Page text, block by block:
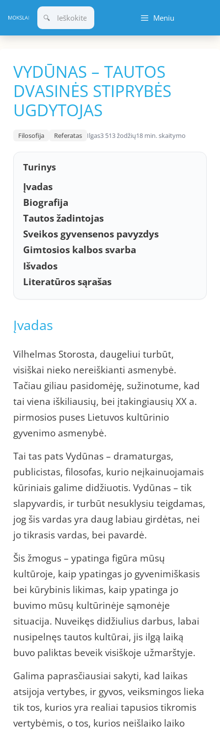
prie
turinio
Meniu
VYDŪNAS – TAUTOS
DVASINĖS STIPRYBĖS
UGDYTOJAS
Filosofija Referatas Ilgas3 513 žodžių18 min. skaitymo
Turinys
Įvadas
Biografija
Tautos žadintojas
Sveikos gyvensenos pavyzdys
Gimtosios kalbos svarba
Išvados
Literatūros sąrašas
Įvadas
Vilhelmas Storosta, daugeliui turbūt,
visiškai nieko nereiškianti asmenybė.
Tačiau giliau pasidomėję, sužinotume, kad
tai viena iškiliausių, bei įtakingiausių XX a.
pirmosios puses Lietuvos kultūrinio
gyvenimo asmenybė.
Tai tas pats Vydūnas – dramaturgas,
publicistas, filosofas, kurio neįkainuojamais
kūriniais galime didžiuotis. Vydūnas – tik
slapyvardis, ir turbūt nesuklysiu teigdamas,
jog šis vardas yra daug labiau girdėtas, nei
jo tikrasis vardas, bei pavardė.
Šis žmogus – ypatinga figūra mūsų
kultūroje, kaip ypatingas jo gyvenimiškasis
bei kūrybinis likimas, kaip ypatinga jo
buvimo mūsų kultūrinėje sąmonėje
situacija. Nuveikęs didžiulius darbus, labai
nusipelnęs tautos kultūrai, jis ilgą laiką
buvo paliktas beveik visiškoje užmarštyje.
Galima paprasčiausiai sakyti, kad laikas
atsijoja vertybes, ir gyvos, veiksmingos lieka
tik tos, kurios yra realiai tapusios tikromis
vertybėmis, o tos, kurios neišlaiko laiko